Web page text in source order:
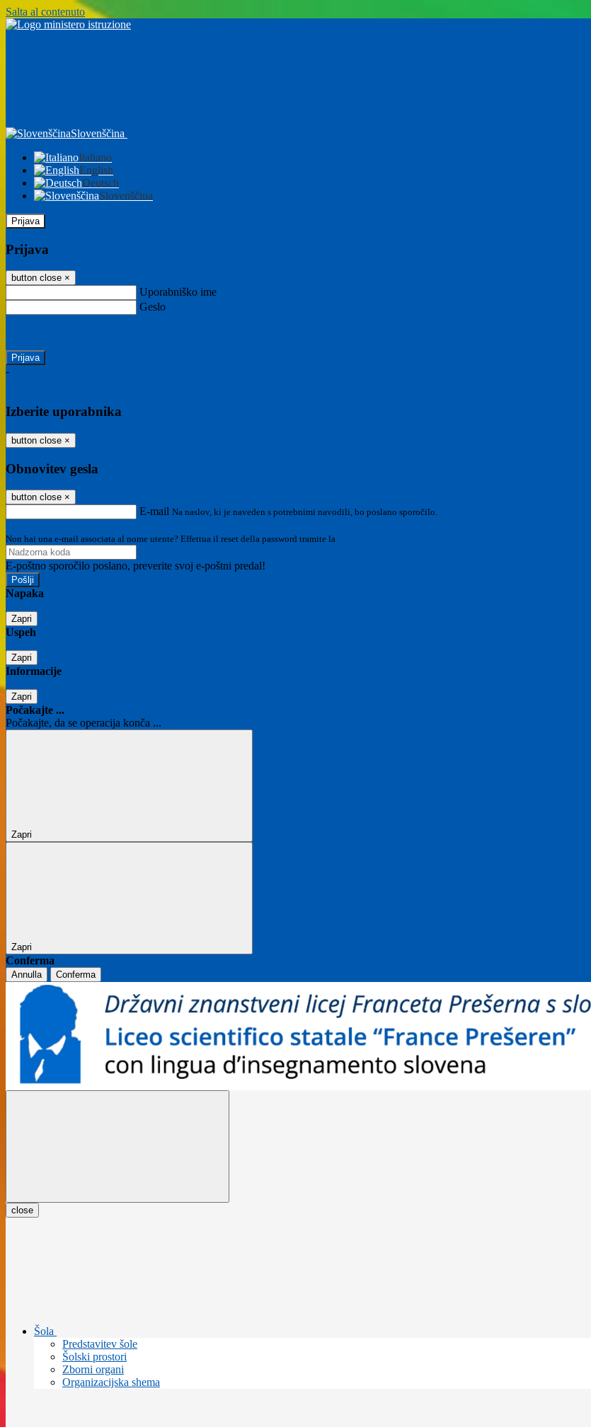
Salta al contenuto
Slovenščina
Italiano
English
Deutsch
Slovenščina
Prijava
Prijava
button close ×
Uporabniško ime
Geslo
-
Izberite uporabnika
button close ×
Obnovitev gesla
button close ×
E-mail Na naslov, ki je naveden s potrebnimi navodili, bo poslano sporočilo.
Non hai una e-mail associata al nome utente? Effettua il reset della password tramite la
E-poštno sporočilo poslano, preverite svoj e-poštni predal!
Napaka
Zapri
Uspeh
Zapri
Informacije
Zapri
Počakajte ...
Počakajte, da se operacija konča ...
Zapri
Zapri
Conferma
Annulla Conferma
close
Šola
Predstavitev šole
Šolski prostori
Zborni organi
Organizacijska shema